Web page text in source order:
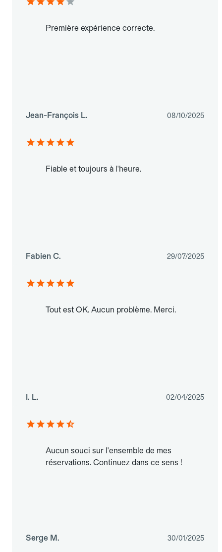
Première expérience correcte.
Jean-François L. 08/10/2025
Fiable et toujours à l'heure.
Fabien C. 29/07/2025
Tout est OK. Aucun problème. Merci.
I. L. 02/04/2025
Aucun souci sur l'ensemble de mes
réservations. Continuez dans ce sens !
Serge M. 30/01/2025